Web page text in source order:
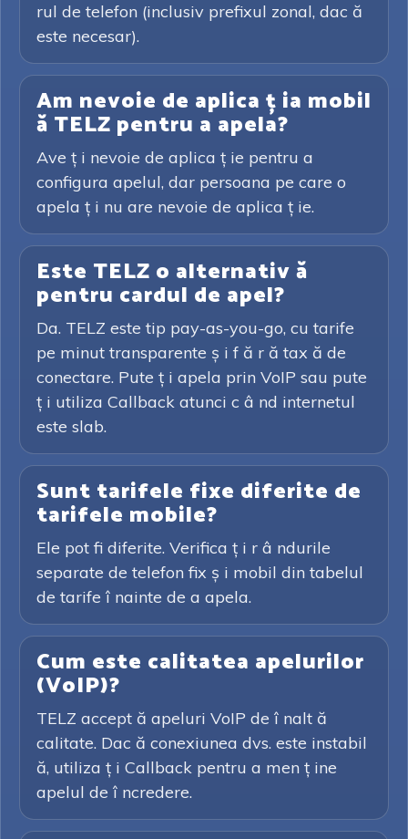
rul de telefon (inclusiv prefixul zonal, dac ă
este necesar).
Am nevoie de aplica ț ia mobil
ă TELZ pentru a apela?
Ave ț i nevoie de aplica ț ie pentru a
configura apelul, dar persoana pe care o
apela ț i nu are nevoie de aplica ț ie.
Este TELZ o alternativ ă
pentru cardul de apel?
Da. TELZ este tip pay-as-you-go, cu tarife
pe minut transparente ș i f ă r ă tax ă de
conectare. Pute ț i apela prin VoIP sau pute
ț i utiliza Callback atunci c â nd internetul
este slab.
Sunt tarifele fixe diferite de
tarifele mobile?
Ele pot fi diferite. Verifica ț i r â ndurile
separate de telefon fix ș i mobil din tabelul
de tarife î nainte de a apela.
Cum este calitatea apelurilor
(VoIP)?
TELZ accept ă apeluri VoIP de î nalt ă
calitate. Dac ă conexiunea dvs. este instabil
ă, utiliza ț i Callback pentru a men ț ine
apelul de î ncredere.